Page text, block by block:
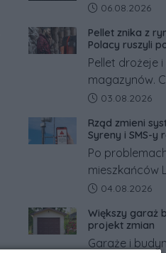
Data dodania
06.08.2026
Pellet znika z
Polacy ruszyli
Pellet drożeje i
magazynów.
Polaków szuka
złotych tańszy
dzieje?
Data dodania
03.08.2026
Rząd zmieni
Syreny i SMS-y
Po
mieszkańców
rosyjskim
alarmowych,
aplikacji w
Data dodania
04.08.2026
Większy garaż
projekt zmian
Garaże i